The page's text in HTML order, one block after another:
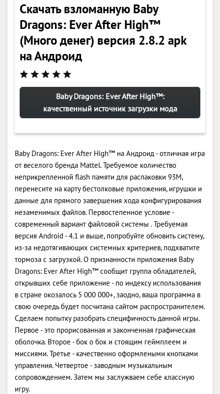
Скачать взломанную Baby
Dragons: Ever After High™
(Много денег) версия 2.8.2 apk
на Андроид
Baby Dragons: Ever After High™:
качественный источник загрузки мода
Baby Dragons: Ever After High™ на Андроид - отличная игра
от веселого бренда Mattel. Требуемое количество
неприкрепленной flash памяти для распаковки 93M,
перенесите на карту бестолковые приложения, игрушки и
данные для прямого завершения хода конфигурирования
незаменимых файлов. Первостепенное условие -
современный вариант файловой системы . Требуемая
версия Android - 4.1 и выше, попробуйте обновить систему,
из-за недотягивающих системных критериев, подхватите
тормоза с загрузкой. О признанности приложения Baby
Dragons: Ever After High™ сообщит группа обладателей,
открывших себе приложение - по индексу использования
в стране окозалось 5 000 000+, заодно, ваша программа в
свою очередь будет посчитана сайтом распространителем.
Сделаем попытку разобрать специфичность данной игры.
Первое - это прорисованная и законченная графическая
оболочка. Второе - бок о бок и стоящим геймплеем и
миссиями. Третье - качественно оформлеными кнопками
управления. Четвертое - заводным музыкальным
сопровождением. Затем мы заслужваем себе классную
игру.